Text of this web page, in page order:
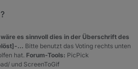
es sinnvoll dies in der Überschrift des
... Bitte benutzt das Voting rechts unten
hat. Forum-Tools: PicPick
und ScreenToGif